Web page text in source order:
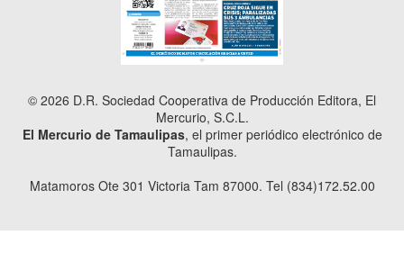
© 2026 D.R. Sociedad Cooperativa de Producción Editora, El
Mercurio, S.C.L.
El Mercurio de Tamaulipas, el primer periódico electrónico de
Tamaulipas.
Matamoros Ote 301 Victoria Tam 87000. Tel (834)172.52.00